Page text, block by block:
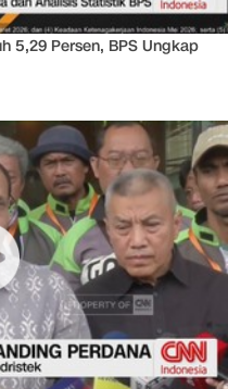
5,29 Persen, BPS Ungkap